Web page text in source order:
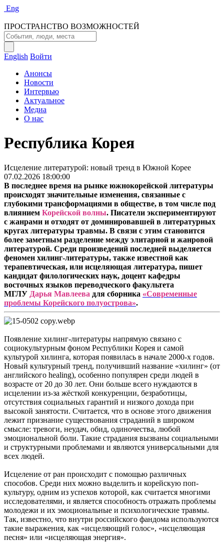
Eng
ПРОСТРАНСТВО ВОЗМОЖНОСТЕЙ
English Войти
Анонсы
Новости
Интервью
Актуальное
Медиа
О нас
Республика Корея
Исцеление литературой: новый тренд в Южной Корее
07.02.2026 18:00:00
В последнее время на рынке южнокорейской литературы
происходят значительные изменения, связанные с
глубокими трансформациями в обществе, в том числе под
влиянием Корейской волны. Писатели экспериментируют
с жанрами и отходят от доминировавшей в литературных
кругах литературы травмы. В связи с этим становится
более заметным разделение между элитарной и жанровой
литературой. Среди произведений последней выделяется
феномен хилинг-литературы, также известной как
терапевтическая, или исцеляющая литература, пишет
кандидат филологических наук, доцент кафедры
восточных языков переводческого факультета
МГЛУ Дарья Мавлеева для сборника «Современные
проблемы Корейского полуострова».
Появление хилинг-литературы напрямую связано с
социокультурным фоном Республики Корея и самой
культурой хилинга, которая появилась в начале 2000-х годов.
Новый культурный тренд, получивший название «хилинг» (от
английского healing), особенно популярен среди людей в
возрасте от 20 до 30 лет. Они больше всего нуждаются в
исцелении из-за жёсткой конкуренции, безработицы,
отсутствия социальных гарантий и низкого дохода при
высокой занятости. Считается, что в основе этого движения
лежит признание существования страданий в широком
смысле: тревоги, неудач, обид, одиночества, любой
эмоциональной боли. Такие страдания вызваны социальными
и структурными проблемами и являются универсальными для
всех людей.
Исцеление от ран происходит с помощью различных
способов. Среди них можно выделить и корейскую поп-
культуру, одним из успехов которой, как считается многими
исследователями, и является способность отражать проблемы
молодежи и их эмоциональные и психологические травмы.
Так, известно, что внутри российского фандома используются
такие выражения, как «исцеляющий голос», «исцеляющая
песня» или «исцеляющая энергия».